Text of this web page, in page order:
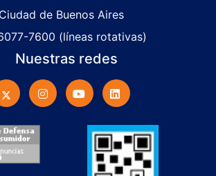
Ciudad de Buenos Aires
7600 (líneas rotativas)
Nuestras redes